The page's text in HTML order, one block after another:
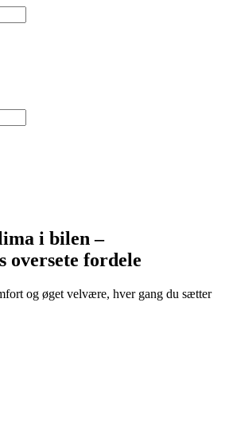
i bilen –
oversete fordele
og øget velvære, hver gang du sætter